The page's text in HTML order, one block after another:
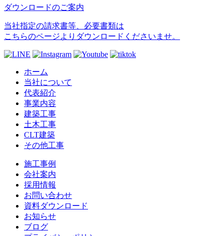
ダウンロードのご案内
当社指定の請求書等、必要書類は
こちらのページよりダウンロードくださいませ。
ホーム
当社について
代表紹介
事業内容
建築工事
土木工事
CLT建築
その他工事
施工事例
会社案内
採用情報
お問い合わせ
資料ダウンロード
お知らせ
ブログ